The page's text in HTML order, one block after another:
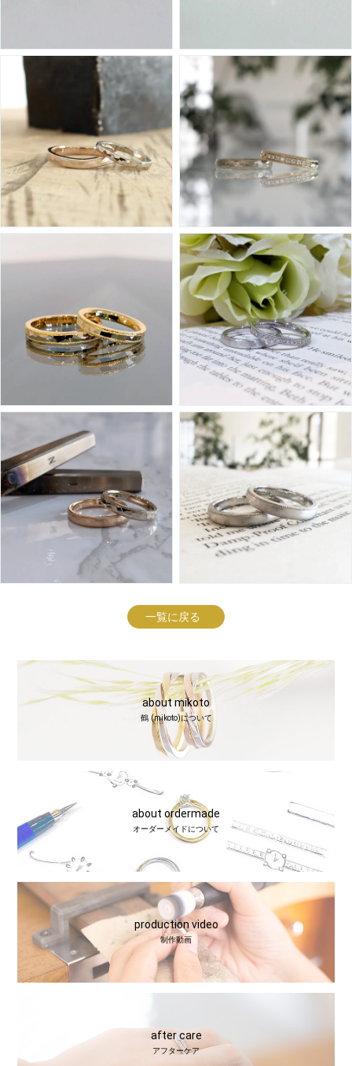
一覧に戻る
about mikoto
鶴 (mikoto)について
about ordermade
オーダーメイドについて
production video
制作動画
after care
アフターケア